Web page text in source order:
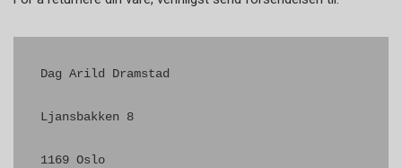
Dag Arild Dramstad
Ljansbakken 8
1169 Oslo